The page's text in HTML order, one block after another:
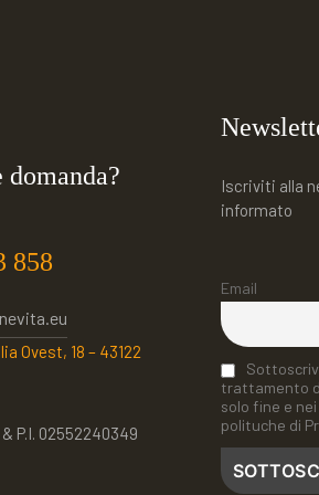
858
Ovest, 18 – 43122
P.I. 02552240349
Iscriviti alla
informato
Email
trattamento
solo fine e
polituche di